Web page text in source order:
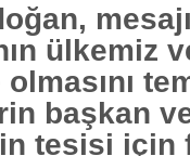
ülkemiz
başkan
tesisi için